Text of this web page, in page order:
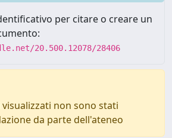
per citare o creare un
20.500.12078/28406
non sono stati
da parte dell'ateneo